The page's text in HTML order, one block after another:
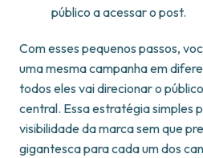
público a acessar o post.
Com esses pequenos passos,
uma mesma campanha em
todos eles vai direcionar o
central. Essa estratégia simples
visibilidade da marca sem que
gigantesca para cada um dos